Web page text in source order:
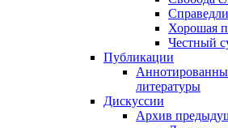
Хорошая
Честный
Публикации
литературы
Дискуссии
Архив